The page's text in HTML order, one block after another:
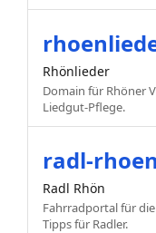
Rhönlieder
Domain für Rhöner
Liedgut-Pflege.
radl-
Radl Rhön
Fahrradportal für
Tipps für Radler.